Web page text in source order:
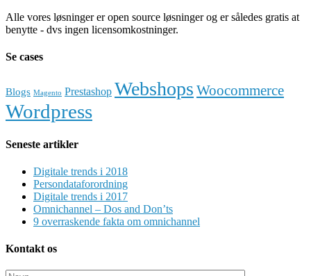
Alle vores løsninger er open source løsninger og er således gratis at
benytte - dvs ingen licensomkostninger.
Se cases
Blogs Magento Prestashop Webshops Woocommerce
Wordpress
Seneste artikler
Digitale trends i 2018
Persondataforordning
Digitale trends i 2017
Omnichannel – Dos and Don’ts
9 overraskende fakta om omnichannel
Kontakt os